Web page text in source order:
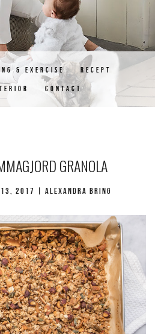
& EXERCISE RECEPT
CONTACT
GRANOLA
2017 | Alexandra Bring